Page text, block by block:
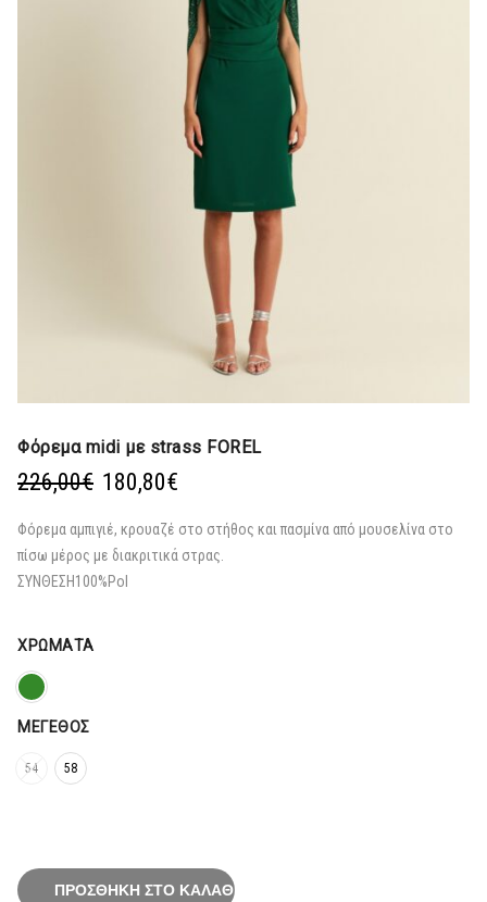
Φόρεμα midi με strass FOREL
226,00€ Original
was:
226,00€.
180,80€
τιμή
είναι:
Φόρεμα αμπιγιέ, κρουαζέ στο στήθος και πασμίνα από μουσελίνα στο
πίσω μέρος με διακριτικά στρας.
ΣΥΝΘΕΣΗ100%Pol
ΧΡΏΜΑΤΑ
ΜΈΓΕΘΟΣ
54 58
ΠΡΟΣΘΉΚΗ ΣΤΟ ΚΑΛΆΘΙ